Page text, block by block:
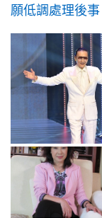
願低調處理後